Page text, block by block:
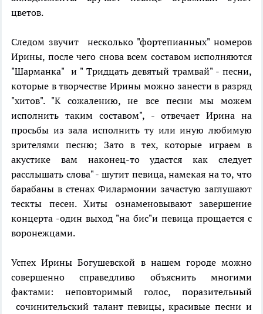
цветов.
Следом звучит несколько "фортепианных" номеров
Ирины, после чего снова всем составом исполняются
"Шарманка" и " Тридцать девятый трамвай" - песни,
которые в творчестве Ирины можно занести в разряд
"хитов". "К сожалению, не все песни мы можем
исполнить таким составом", - отвечает Ирина на
просьбы из зала исполнить ту или иную любимую
зрителями песню; Зато в тех, которые играем в
акустике вам наконец-то удастся как следует
расслышать слова" - шутит певица, намекая на то, что
барабаны в стенах Филармонии зачастую заглушают
тескты песен. Хиты ознаменовывают завершение
концерта -один выход "на бис"и певица прощается с
воронежцами.
Успех Ирины Богушевской в нашем городе можно
совершенно справедливо объяснить многими
фактами: неповторимый голос, поразительный
сочинительский талант певицы, красивые песни и